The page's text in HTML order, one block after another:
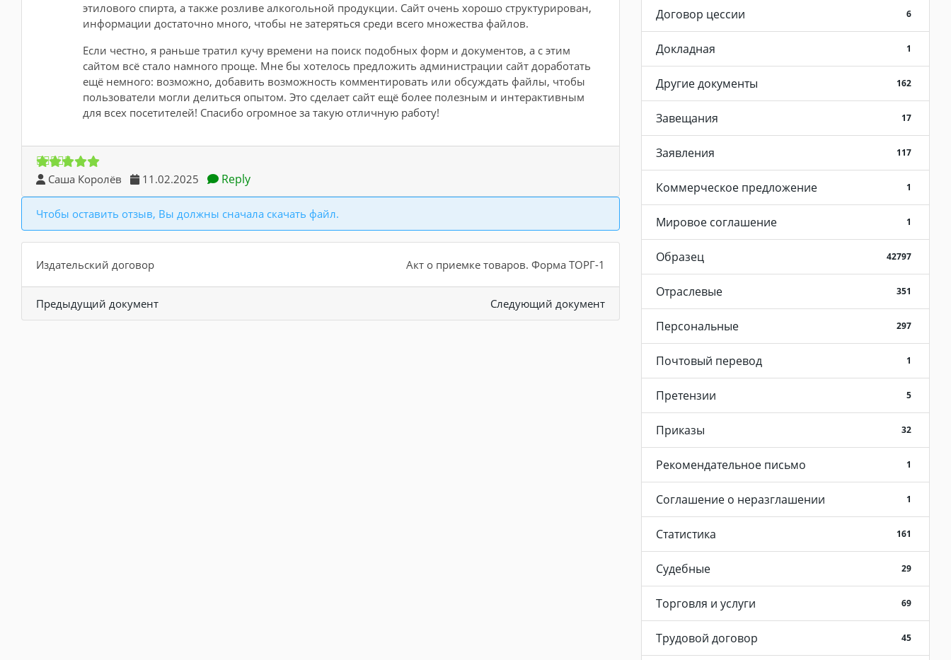
этилового спирта, а также розливе алкогольной продукции. Сайт очень хорошо структурирован,
информации достаточно много, чтобы не затеряться среди всего множества файлов.
Если честно, я раньше тратил кучу времени на поиск подобных форм и документов, а с этим
сайтом всё стало намного проще. Мне бы хотелось предложить администрации сайт доработать
ещё немного: возможно, добавить возможность комментировать или обсуждать файлы, чтобы
пользователи могли делиться опытом. Это сделает сайт ещё более полезным и интерактивным
для всех посетителей! Спасибо огромное за такую отличную работу!
Саша Королёв 11.02.2025 Reply
Чтобы оставить отзыв, Вы должны сначала скачать файл.
Издательский договор Акт о приемке товаров. Форма ТОРГ-1
Предыдущий документ Следующий документ
Договор цессии 6
Докладная 1
Другие документы 162
Завещания 17
Заявления 117
Коммерческое предложение 1
Мировое соглашение 1
Образец 42797
Отраслевые 351
Персональные 297
Почтовый перевод 1
Претензии 5
Приказы 32
Рекомендательное письмо 1
Соглашение о неразглашении 1
Статистика 161
Судебные 29
Торговля и услуги 69
Трудовой договор 45